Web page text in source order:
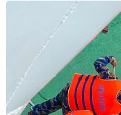
Tất cả đối tác tài xế
tiêm ít nhất 1 mũi
nghiệm âm tính với Sars-